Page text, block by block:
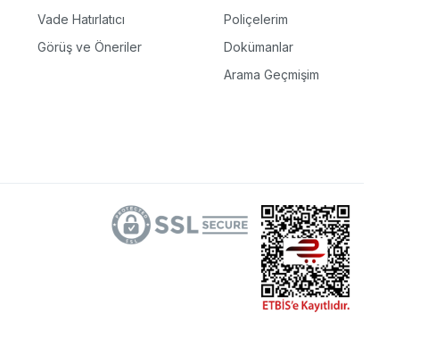
Vade Hatırlatıcı
Görüş ve Öneriler
Poliçelerim
Dokümanlar
Arama Geçmişim